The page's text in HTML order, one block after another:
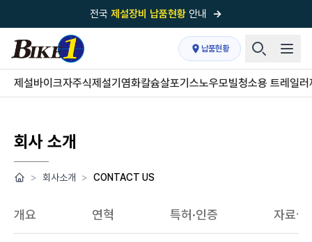
전국 제설장비 납품현황 안내 →
국내 1위 제설장비 제작 전문업체 (주)바이크원
제설 현장의 정답!다목적 차량의 표준!
전국제설장비 납품현황안내→
전국이 선택한
납품현황
제설바이크자주식제설기 염화칼슘살포기 스노우모빌청소용 트레일러
회사 소개
> 회사소개 > CONTACT US
개요 연혁 특허·인증 자료실